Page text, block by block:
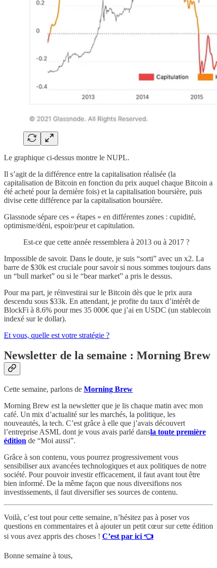
Le graphique ci-dessus montre le NUPL.
Il s’agit de la différence entre la capitalisation réalisée (la
capitalisation de Bitcoin en fonction du prix auquel chaque Bitcoin a
été acheté pour la dernière fois) et la capitalisation boursière, puis
divise cette différence par la capitalisation boursière.
Glassnode sépare ces « étapes » en différentes zones : cupidité,
optimisme/déni, espoir/peur et capitulation.
Est-ce que cette année ressemblera à 2013 ou à 2017 ?
Impossible de savoir. Dans le doute, je suis “sorti” avec un x2. La
barre de $30k est cruciale pour savoir si nous sommes toujours dans
un “bull market” ou si le “bear market” a pris le dessus.
Pour ma part, je réinvestirai sur le Bitcoin dès que le prix aura
descendu sous $33k. En attendant, je profite du taux d’intérêt de
BlockFi à 8.6% pour mes 35 000€ que j’ai en USDC (un stablecoin
indexé sur le dollar).
Et vous, quelle est votre stratégie ?
Newsletter de la semaine : Morning Brew
Cette semaine, parlons de Morning Brew
Morning Brew est la newsletter que je lis chaque matin avec mon
café. Un mix d’actualité sur les marchés, la politique, les
nouveautés, la tech. C’est grâce à elle que j’avais découvert
l’entreprise ASML dont je vous avais parlé dansla toute première
édition de “Moi aussi”.
Grâce à son contenu, vous pourrez progressivement vous
sensibiliser aux avancées technologiques et aux politiques de notre
société. Pour pouvoir investir efficacement, il faut avant tout être
bien informé. De la même façon que nous diversifions nos
investissements, il faut diversifier ses sources de contenu.
Voilà, c’est tout pour cette semaine, n’hésitez pas à poser vos
questions en commentaires et à ajouter un petit cœur sur cette édition
si vous avez appris des choses ! C’est par ici 👈
Bonne semaine à tous,